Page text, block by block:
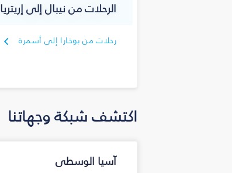
الرحلات من نيبال إلى إريتريا
رحلات من بوخارا إلى أسمرة
اكتشف شبكة وجهاتنا
آسيا الوسطى